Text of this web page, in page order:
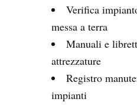
Verifica
messa a terra
Manuali e
attrezzature
Registro
impianti